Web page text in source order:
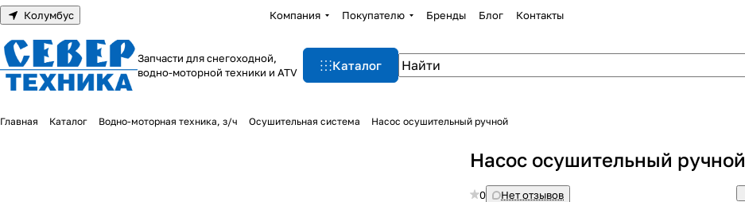
Колумбус Компания Покупателю Бренды Блог Контакты
Запчасти для снегоходной,
водно-моторной техники и ATV
Каталог
Главная Каталог Водно-моторная техника, з/ч Осушительная система Насос осушительный ручной
Насос осушительный ручной
0 Нет отзывов